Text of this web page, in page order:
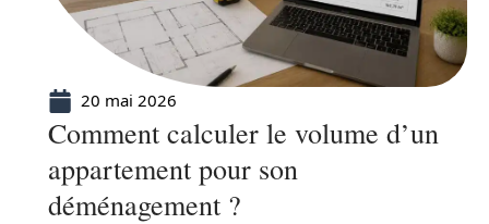
20 mai 2026
Comment calculer le volume d’un
appartement pour son
déménagement ?